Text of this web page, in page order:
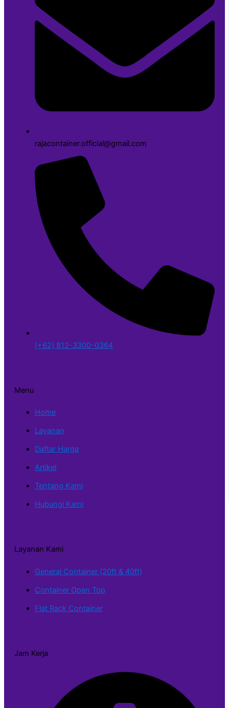
rajacontainer.official@gmail.com
(+62) 812-3300-0364
Menu
Home
Layanan
Daftar Harga
Artikel
Tentang Kami
Hubungi Kami
Layanan Kami
General Container (20ft & 40ft)
Container Open Top
Flat Rack Container
Jam Kerja